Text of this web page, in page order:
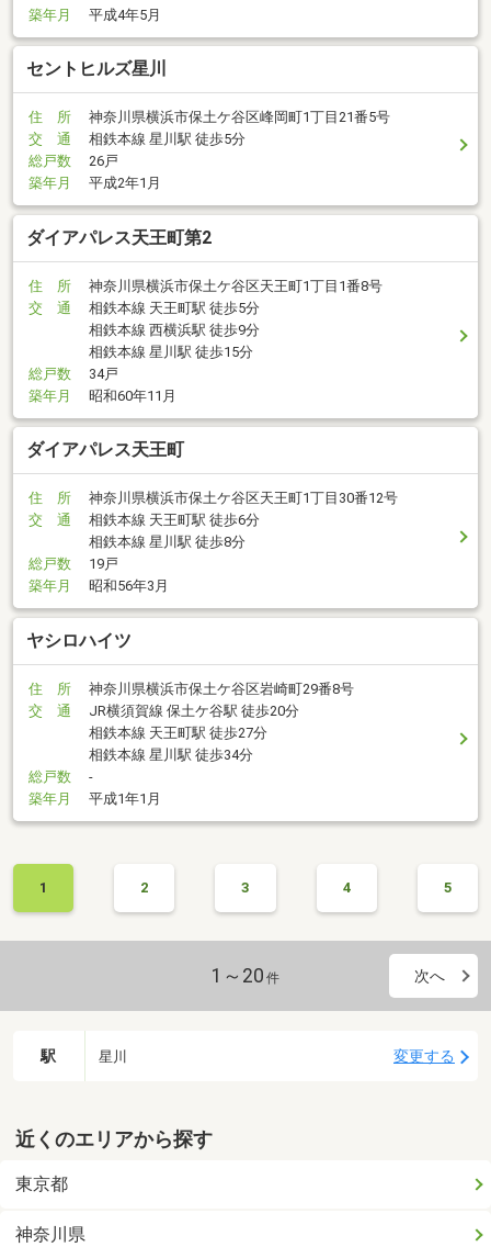
築年月
平成4年5月
セントヒルズ星川
住 所
神奈川県横浜市保土ケ谷区峰岡町1丁目21番5号
交 通
相鉄本線 星川駅 徒歩5分
総戸数
26戸
築年月
平成2年1月
ダイアパレス天王町第2
住 所
神奈川県横浜市保土ケ谷区天王町1丁目1番8号
交 通
相鉄本線 天王町駅 徒歩5分
相鉄本線 西横浜駅 徒歩9分
相鉄本線 星川駅 徒歩15分
総戸数
34戸
築年月
昭和60年11月
ダイアパレス天王町
住 所
神奈川県横浜市保土ケ谷区天王町1丁目30番12号
交 通
相鉄本線 天王町駅 徒歩6分
相鉄本線 星川駅 徒歩8分
総戸数
19戸
築年月
昭和56年3月
ヤシロハイツ
住 所
神奈川県横浜市保土ケ谷区岩崎町29番8号
交 通
JR横須賀線 保土ケ谷駅 徒歩20分
相鉄本線 天王町駅 徒歩27分
相鉄本線 星川駅 徒歩34分
総戸数
-
築年月
平成1年1月
1 2 3 4 5
1～20 件 次へ
駅 星川 変更する
近くのエリアから探す
東京都
神奈川県